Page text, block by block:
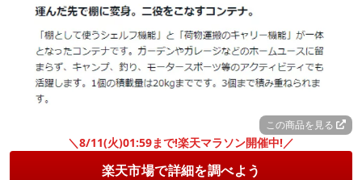
この商品を見る
＼8/11(火)01:59まで!楽天マラソン開催中!／
楽天市場で詳細を調べよう